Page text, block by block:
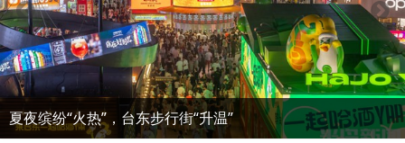
夏夜缤纷“火热”，台东步行街“升温”